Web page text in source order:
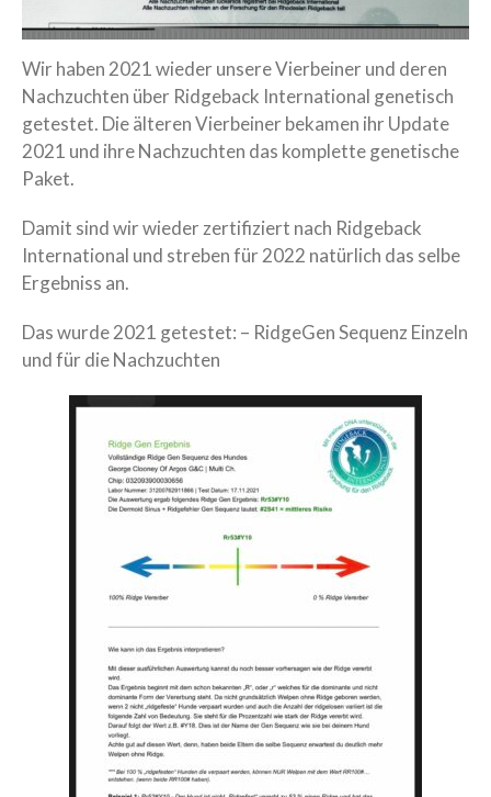
Gemeinsam mutig die Welt
entdecken
Wenn eine Oma lehrt….
Vier Wochen pures Leben…
Drei Wochen alt ….
Eine Woche voller
LitterArchiv
Das Seelchen +Neela
Bella Neela
Kioma Klee
Heidi aka Zindika Ojambo
Photography
Contact
Wir haben 2021 wieder unsere Vierbeiner und deren
Nachzuchten über Ridgeback International genetisch
getestet. Die älteren Vierbeiner bekamen ihr Update
2021 und ihre Nachzuchten das komplette genetische
Paket.
Damit sind wir wieder zertifiziert nach Ridgeback
International und streben für 2022 natürlich das selbe
Ergebniss an.
Das wurde 2021 getestet: – RidgeGen Sequenz Einzeln
und für die Nachzuchten